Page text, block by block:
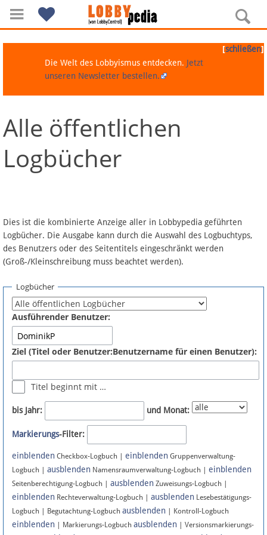
Navigation
Über Lobbypedia
Artikel nach Kategorien
FAQ
Fördermitglied werden
Fehler melden
Newsletter
Bluesky
Facebook
Instagram
Anmelden
[schließen]
Die Welt des Lobbyismus entdecken. Jetzt
unseren Newsletter bestellen.
Alle öffentlichen
Logbücher
Dies ist die kombinierte Anzeige aller in Lobbypedia geführten
Logbücher. Die Ausgabe kann durch die Auswahl des Logbuchtyps,
des Benutzers oder des Seitentitels eingeschränkt werden
(Groß-/Kleinschreibung muss beachtet werden).
Logbücher
Ausführender Benutzer:
Ziel (Titel oder Benutzer:Benutzername für einen Benutzer):
Titel beginnt mit …
bis Jahr: und Monat:
Markierungs-Filter:
einblenden Checkbox-Logbuch | einblenden Gruppenverwaltung-
Logbuch | ausblenden Namensraumverwaltung-Logbuch | einblenden
Seitenberechtigung-Logbuch | ausblenden Zuweisungs-Logbuch |
einblenden Rechteverwaltung-Logbuch | ausblenden Lesebestätigungs-
Logbuch | Begutachtung-Logbuch ausblenden | Kontroll-Logbuch
einblenden | Markierungs-Logbuch ausblenden | Versionsmarkierungs-